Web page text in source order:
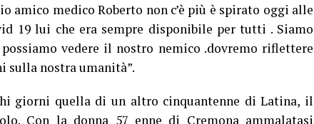
amico medico Roberto non c’è più è spirato oggi alle
19 lui che era sempre disponibile per tutti . Siamo
vedere il nostro nemico .dovremo riflettere
sulla nostra umanità”.
giorni quella di un altro cinquantenne di Latina, il
Con la donna 57 enne di Cremona ammalatasi